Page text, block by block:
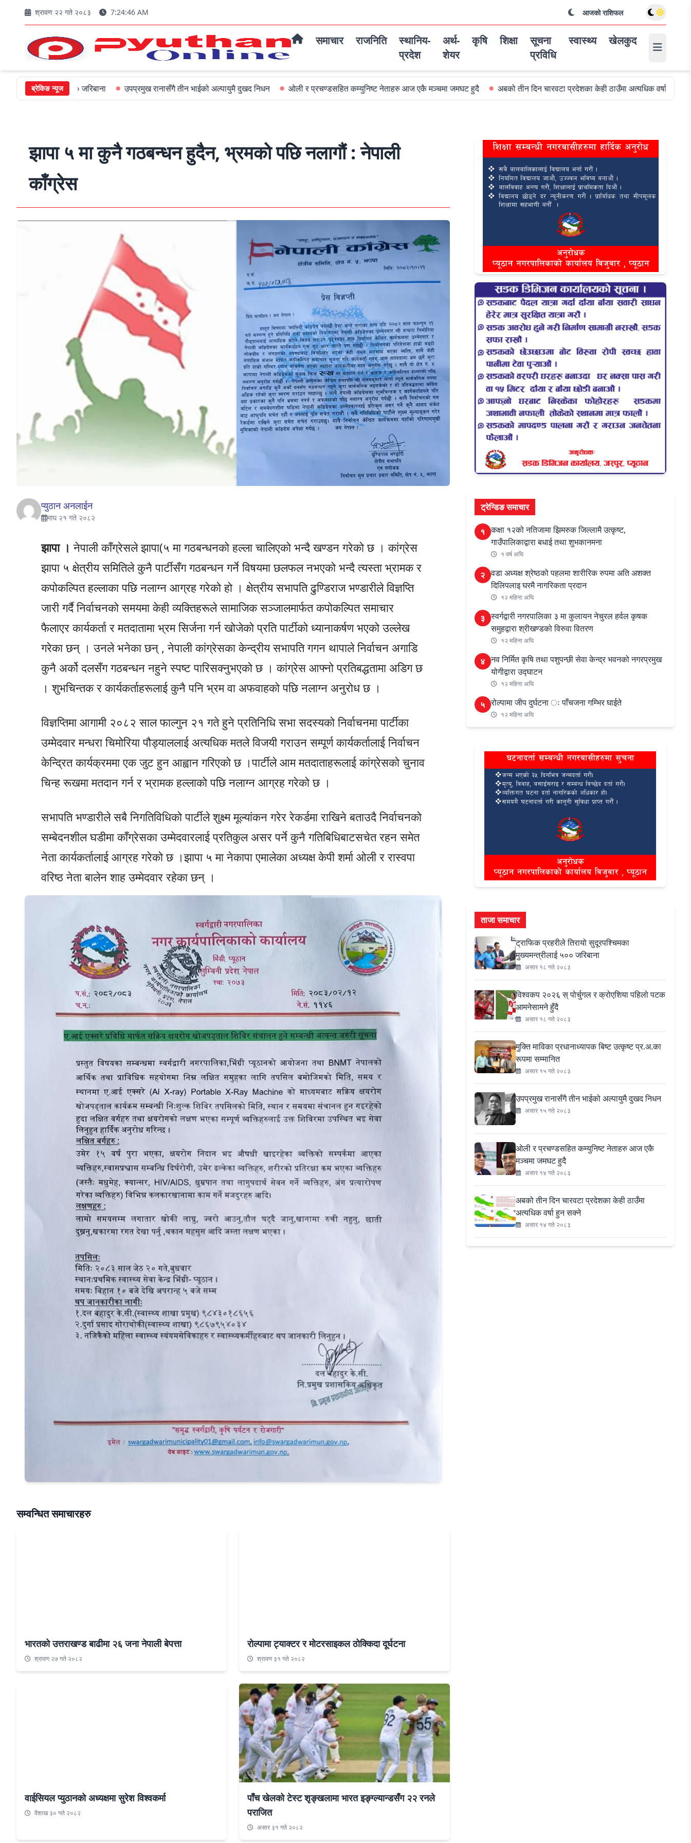
श्रावण २२ गते २०८३ 7:24:47 AM आजको राशिफल
समाचार राजनिति
स्थानिय-
प्रदेश
अर्थ-
शेयर
कृषि शिक्षा
सूचना
प्रविधि
स्वास्थ्य खेलकुद
ब्रेकिङ न्यूज
५०० जरिबाना उपप्रमुख रानासँगै तीन भाईको अल्पायुमै दुखद निधन ओली र प्रचण्डसहित कम्युनिष्ट नेताहरु आज एकै मञ्चमा जमघट हुदै अबको तीन दिन चारवटा प्रदेशका केही ठाउँमा अत्यधिक वर्षा हुन सक्ने
झापा ५ मा कुनै गठबन्धन हुदैन, भ्रमको पछि नलागौं : नेपाली
काँग्रेस
प्युठान अनलाईन
माघ २१ गते २०८२
झापा ।नेपाली काँग्रेसले झापा(५ मा गठबन्धनको हल्ला चालिएको भन्दै खण्डन गरेको छ । कांग्रेस
झापा ५ क्षेत्रीय समितिले कुनै पार्टीसँग गठबन्धन गर्ने विषयमा छलफल नभएको भन्दै त्यस्ता भ्रामक र
कपोकल्पित हल्लाका पछि नलाग्न आग्रह गरेको हो । क्षेत्रीय सभापति ढुण्डिराज भण्डारीले विज्ञप्ति
जारी गर्दै निर्वाचनको समयमा केही व्यक्तिहरूले सामाजिक सञ्जालमार्फत कपोकल्पित समाचार
फैलाएर कार्यकर्ता र मतदातामा भ्रम सिर्जना गर्न खोजेको प्रति पार्टीको ध्यानाकर्षण भएको उल्लेख
गरेका छन् । उनले भनेका छन् , नेपाली कांग्रेसका केन्द्रीय सभापति गगन थापाले निर्वाचन अगाडि
कुनै अर्को दलसँग गठबन्धन नहुने स्पष्ट पारिसक्नुभएको छ । कांग्रेस आफ्नो प्रतिबद्धतामा अडिग छ
। शुभचिन्तक र कार्यकर्ताहरूलाई कुनै पनि भ्रम वा अफवाहको पछि नलाग्न अनुरोध छ ।
विज्ञप्तिमा आगामी २०८२ साल फाल्गुन २१ गते हुने प्रतिनिधि सभा सदस्यको निर्वाचनमा पार्टीका
उम्मेदवार मन्धरा चिमोरिया पौड्याललाई अत्यधिक मतले विजयी गराउन सम्पूर्ण कार्यकर्तालाई निर्वाचन
केन्द्रित कार्यक्रममा एक जुट हुन आह्वान गरिएको छ ।पार्टीले आम मतदाताहरूलाई कांग्रेसको चुनाव
चिन्ह रूखमा मतदान गर्न र भ्रामक हल्लाको पछि नलाग्न आग्रह गरेको छ ।
सभापति भण्डारीले सबै निगतिविधिको पार्टीले शुक्ष्म मूल्यांकन गरेर रेकर्डमा राखिने बताउदै निर्वाचनको
सम्बेदनशील घडीमा काँग्रेसका उम्मेदवारलाई प्रतिकुल असर पर्ने कुनै गतिबिधिबाटसचेत रहन समेत
नेता कार्यकर्तालाई आग्रह गरेको छ ।झापा ५ मा नेकापा एमालेका अध्यक्ष केपी शर्मा ओली र रास्वपा
वरिष्ठ नेता बालेन शाह उम्मेदवार रहेका छन् ।
सम्वन्धित समाचारहरु
भारतको उत्तराखण्ड बाढीमा २६ जना नेपाली बेपत्ता
श्रावण २७ गते २०८२
रोल्पामा ट्याक्टर र मोटरसाइकल ठोक्किदा दूर्घटना
श्रावण ३१ गते २०८२
वाईसियल प्युठानको अध्यक्षमा सुरेश विश्वकर्मा
वैशाख ३० गते २०८२
पाँच खेलको टेस्ट शृङ्खलामा भारत इङ्ग्ल्यान्डसँग २२ रनले
पराजित
असार ३१ गते २०८२
ट्रेन्डिङ समाचार
१ कक्षा १२को नतिजामा झिमरुक जिल्लामै उत्कृष्ट,
गाउँपालिकाद्वारा बधाई तथा शुभकानमना
१ वर्ष अघि
२ वडा अध्यक्ष श्रेष्ठको पहलमा शारीरिक रुपमा अति अशक्त
दिलिपलाइ घरमै नागरिकता प्रदान
१२ महिना अघि
३ स्वर्गद्वारी नगरपालिका ३ मा कुलायन नेचुरल हर्वल कृषक
समुहद्वारा श्रीखण्डको विरुवा वितरण
१२ महिना अघि
४ नव निर्मित कृषि तथा पशुपन्छी सेवा केन्द्र भवनको नगरप्रमुख
योगीद्वारा उद्घाटन
१२ महिना अघि
५ रोल्पामा जीप दुर्घटना ः पाँचजना गम्भिर घाईते
१२ महिना अघि
ताजा समाचार
ट्राफिक प्रहरीले तिरायो सुदूरपश्चिमका
मुख्यमन्त्रीलाई ५०० जरिबाना
असार १८ गते २०८३
विश्वकप २०२६ स् पोर्चुगल र क्रोएशिया पहिलो पटक
आमनेसामने हुँदै
असार १८ गते २०८३
मुक्ति माविका प्रधानाध्यापक बिष्ट उत्कृष्ट प्र.अ.का
रूपमा सम्मानित
असार १५ गते २०८३
उपप्रमुख रानासँगै तीन भाईको अल्पायुमै दुखद निधन
असार १५ गते २०८३
ओली र प्रचण्डसहित कम्युनिष्ट नेताहरु आज एकै
मञ्चमा जमघट हुदै
असार १४ गते २०८३
अबको तीन दिन चारवटा प्रदेशका केही ठाउँमा
अत्यधिक वर्षा हुन सक्ने
असार १४ गते २०८३